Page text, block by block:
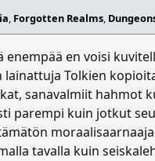
, Forgotten Realms,
enempää en voisi
Tolkien
sanavalmiit hahmot
parempi kuin jotkut
tavalla kuin